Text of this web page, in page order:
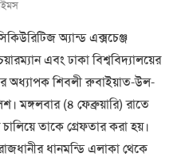
অ্যান্ড এক্সচেঞ্জ
এবং ঢাকা বিশ্ববিদ্যালয়ের
অধ্যাপক শিবলী রুবাইয়াত-উল-
মঙ্গলবার (৪ ফেব্রুয়ারি) রাতে
তাকে গ্রেফতার করা হয়।
ধানমন্ডি এলাকা থেকে